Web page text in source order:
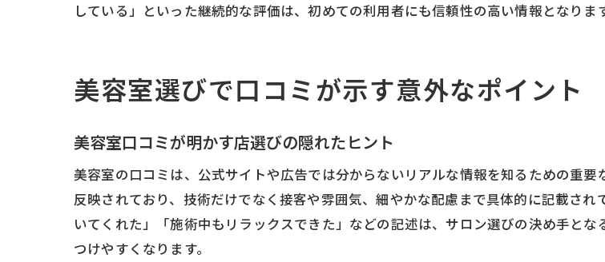
美容室口コミでわかる施術や
美容室口コミ例文を活用した
口コミサイトでリアルな体験
美容室口コミを鵜呑みにしな
悪い口コミを参考に美容室候
している」といった継続的な評価は、初めての利用者にも信頼性の高い情報となりま
美容室選びで口コミが示す意外なポイント
美容室口コミが明かす店選びの隠れたヒント
美容室の口コミは、公式サイトや広告では分からないリアルな情報を知るための重
反映されており、技術だけでなく接客や雰囲気、細やかな配慮まで具体的に記載さ
いてくれた」「施術中もリラックスできた」などの記述は、サロン選びの決め手と
つけやすくなります。